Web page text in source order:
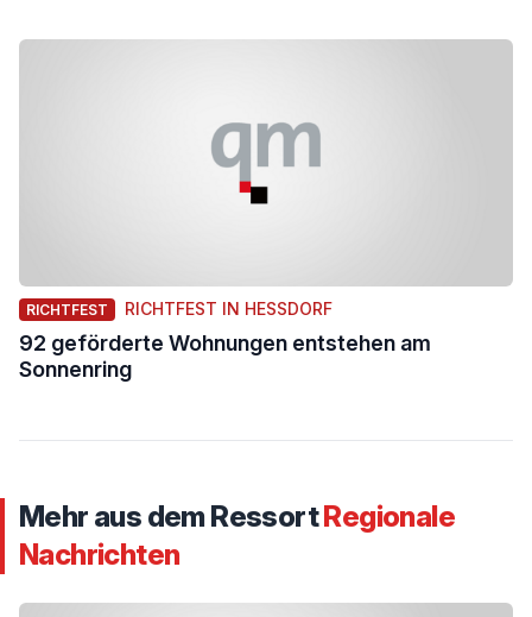
RICHTFEST RICHTFEST IN HESSDORF
92 geförderte Wohnungen entstehen am
Sonnenring
Mehr aus dem RessortRegionale
Nachrichten